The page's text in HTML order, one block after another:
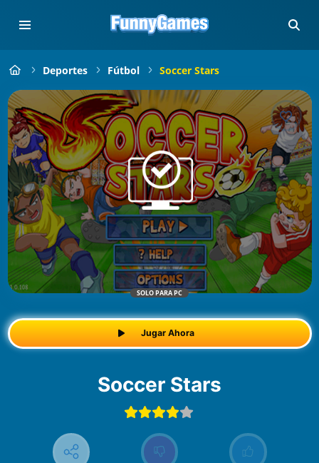
Deportes Fútbol Soccer Stars
SOLO PARA PC
Jugar Ahora
Soccer Stars